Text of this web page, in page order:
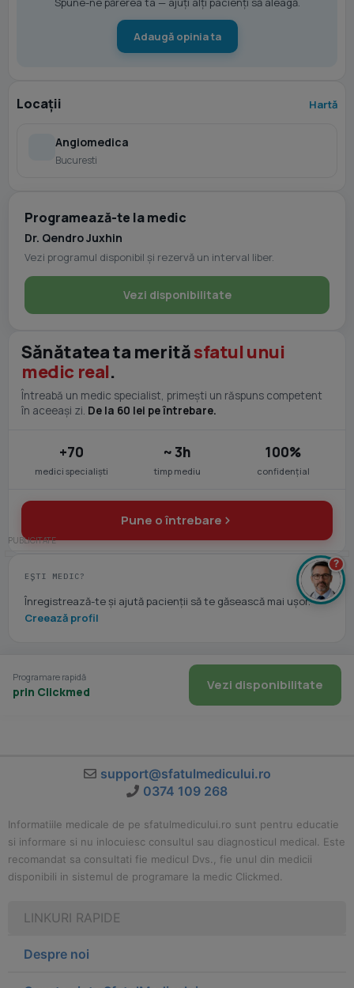
Adaugă opinia ta
Locații Hartă
Angiomedica
Bucuresti
Programează-te la medic
Dr. Qendro Juxhin
Vezi programul disponibil și rezervă un interval liber.
Vezi disponibilitate
Sănătatea ta merităsfatul unui
medic real.
Întreabă un medic specialist, primești un răspuns competent
în aceeași zi. De la 60 lei pe întrebare.
+70
medici specialiști
~ 3h
timp mediu
100%
confidențial
Pune o întrebare
EȘTI MEDIC?
Înregistrează-te și ajută pacienții să te găsească mai ușor.
Creează profil
Programare rapidă
prin Clickmed Vezi disponibilitate
support@sfatulmedicului.ro
0374 109 268
Informatiile medicale de pe sfatulmedicului.ro sunt pentru educatie
si informare si nu inlocuiesc consultul sau diagnosticul medical. Este
recomandat sa consultati fie medicul Dvs., fie unul din medicii
disponibili in sistemul de programare la medic Clickmed.
LINKURI RAPIDE
Despre noi
?